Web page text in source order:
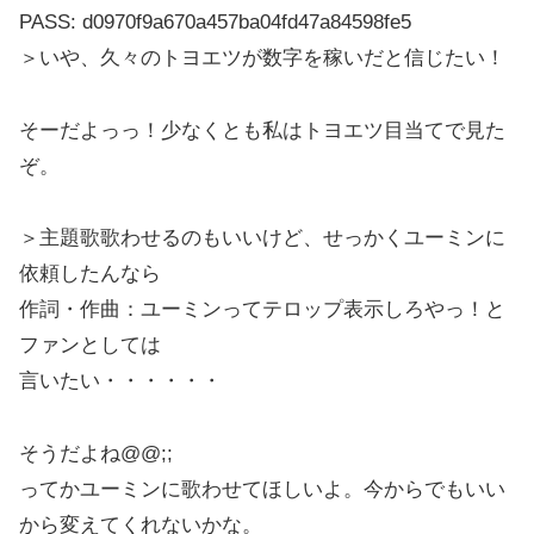
PASS: d0970f9a670a457ba04fd47a84598fe5
＞いや、久々のトヨエツが数字を稼いだと信じたい！
そーだよっっ！少なくとも私はトヨエツ目当てで見た
ぞ。
＞主題歌歌わせるのもいいけど、せっかくユーミンに
依頼したんなら
作詞・作曲：ユーミンってテロップ表示しろやっ！と
ファンとしては
言いたい・・・・・・
そうだよね@@;;
ってかユーミンに歌わせてほしいよ。今からでもいい
から変えてくれないかな。